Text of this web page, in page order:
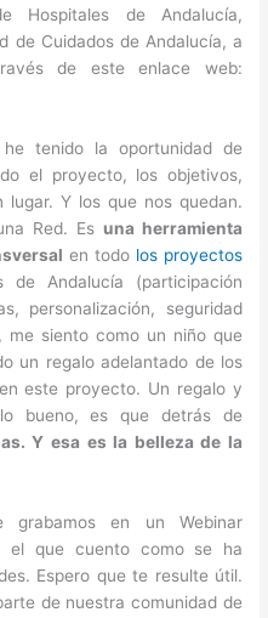
Hospitales de Andalucía,
de Cuidados de Andalucía, a
de este enlace web:
tenido la oportunidad de
el proyecto, los objetivos,
lugar. Y los que nos quedan.
Red. Es una herramienta
en todo los proyectos
Andalucía (participación
personalización, seguridad
me siento como un niño que
un regalo adelantado de los
este proyecto. Un regalo y
lo bueno, es que detrás de
Y esa es la belleza de la
en un Webinar
el que cuento como se ha
Espero que te resulte útil.
de nuestra comunidad de